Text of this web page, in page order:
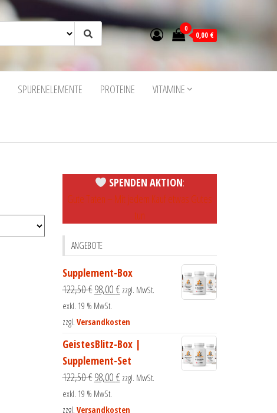
0
0,00 €
SPURENELEMENTE PROTEINE VITAMINE
SPENDEN AKTION:
Gute Taten – Mit jedem Kauf etwas Gutes
tun
ANGEBOTE
Supplement-Box
122,50€98,00 € zzgl. MwSt.
exkl. 19 % MwSt.
zzgl. Versandkosten
GeistesBlitz-Box |
Supplement-Set
122,50€98,00 € zzgl. MwSt.
exkl. 19 % MwSt.
zzgl. Versandkosten